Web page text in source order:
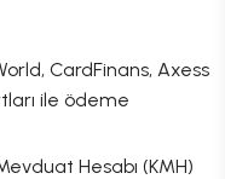
CardFinans, Axess
ile ödeme
Hesabı (KMH)